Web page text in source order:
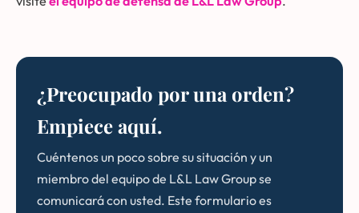
¿Preocupado por una orden?
Empiece aquí.
Cuéntenos un poco sobre su situación y un
miembro del equipo de L&L Law Group se
comunicará con usted. Este formulario es